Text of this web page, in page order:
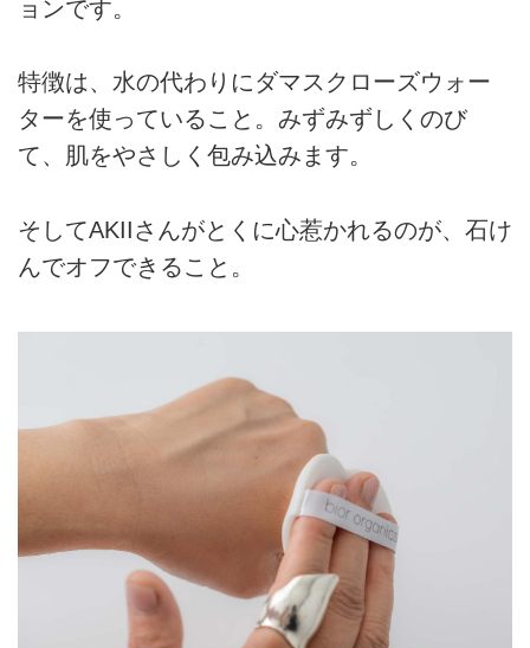
ョンです。
特徴は、水の代わりにダマスクローズウォー
ターを使っていること。みずみずしくのび
て、肌をやさしく包み込みます。
そしてAKIIさんがとくに心惹かれるのが、石け
んでオフできること。